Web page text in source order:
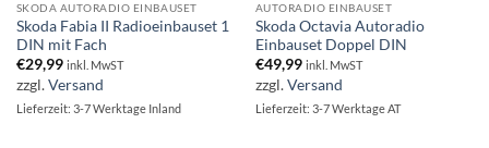
SKODA AUTORADIO EINBAUSET
Skoda Fabia II Radioeinbauset 1
DIN mit Fach
€29,99 inkl. MwST
zzgl.Versand
Lieferzeit: 3-7 Werktage Inland
AUTORADIO EINBAUSET
Skoda Octavia Autoradio
Einbauset Doppel DIN
€49,99 inkl. MwST
zzgl.Versand
Lieferzeit: 3-7 Werktage AT